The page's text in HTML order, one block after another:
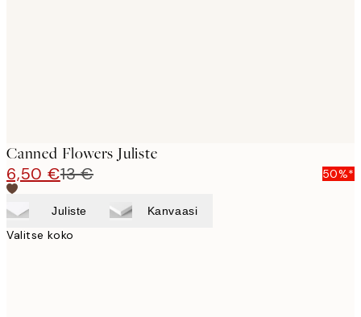
Canned Flowers Juliste
6,50 €13 € 50%*
Juliste Kanvaasi
Valitse koko